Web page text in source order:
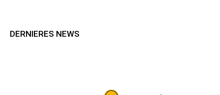
DERNIERES NEWS